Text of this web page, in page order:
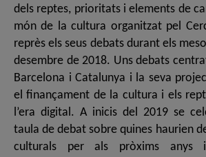
dels reptes, prioritats i elements de
món de la cultura organitzat pel
reprès els seus debats durant els
desembre de 2018. Uns debats
Barcelona i Catalunya i la seva
el finançament de la cultura i els
l’era digital. A inicis del 2019 se
taula de debat sobre quines haurien
culturals per als pròxims anys